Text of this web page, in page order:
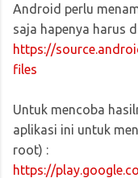
Android perlu
saja hapenya harus
https://
files
Untuk mencoba
aplikasi ini untuk
root) :
https://